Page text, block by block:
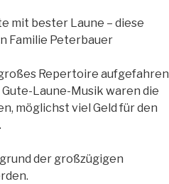
mit bester Laune – diese
Familie Peterbauer
Repertoire aufgefahren
Laune-Musik waren die
möglichst viel Geld für den
der großzügigen